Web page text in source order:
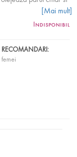
spray-ul mentine
de par si de
uscat, inainte de
[Mai mult]
Indisponibil
RECOMANDARI:
femei